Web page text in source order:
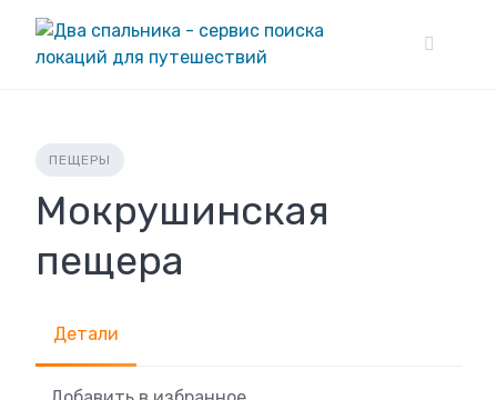
content
ПЕЩЕРЫ
Мокрушинская
пещера
Детали